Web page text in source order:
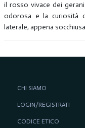
il rosso vivace dei
odorosa e la curiosità
laterale, appena
CHI SIAMO
LOGIN/REGISTRATI
CODICE ETICO